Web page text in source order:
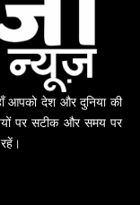
आपको देश और दुनिया की
पर सटीक और समय पर